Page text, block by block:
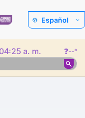
Español
04:25 a. m. ❓--°